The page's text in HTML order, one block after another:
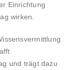
Einrichtung
wirken.
und trägt dazu